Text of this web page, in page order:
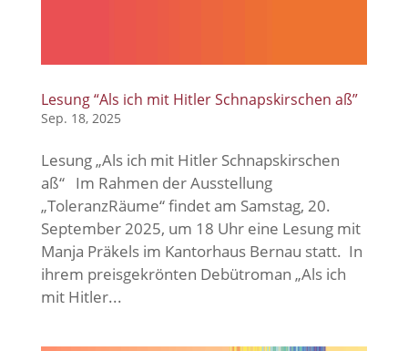
Lesung “Als ich mit Hitler Schnapskirschen aß”
Sep. 18, 2025
Lesung „Als ich mit Hitler Schnapskirschen
aß“ Im Rahmen der Ausstellung
„ToleranzRäume“ findet am Samstag, 20.
September 2025, um 18 Uhr eine Lesung mit
Manja Präkels im Kantorhaus Bernau statt. In
ihrem preisgekrönten Debütroman „Als ich
mit Hitler...